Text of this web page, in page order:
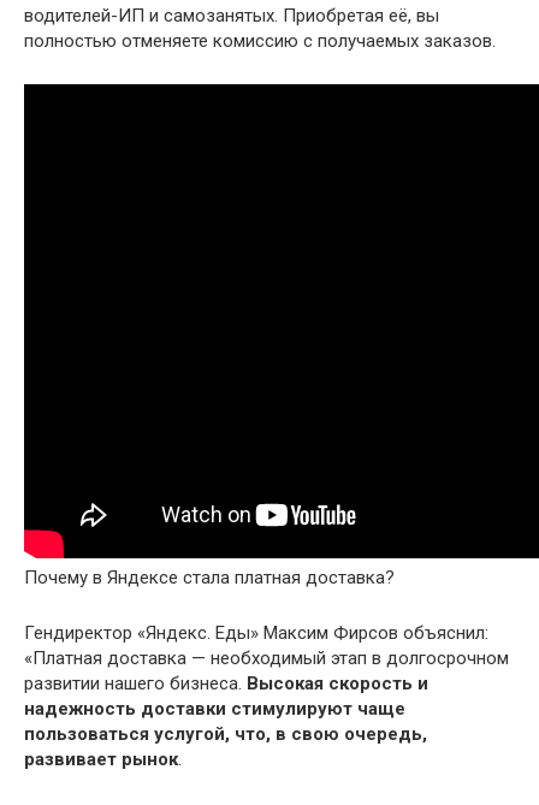
водителей-ИП и самозанятых. Приобретая её, вы
полностью отменяете комиссию с получаемых заказов.
Почему в Яндексе стала платная доставка?
Гендиректор «Яндекс. Еды» Максим Фирсов объяснил:
«Платная доставка — необходимый этап в долгосрочном
развитии нашего бизнеса. Высокая скорость и
надежность доставки стимулируют чаще
пользоваться услугой, что, в свою очередь,
развивает рынок.